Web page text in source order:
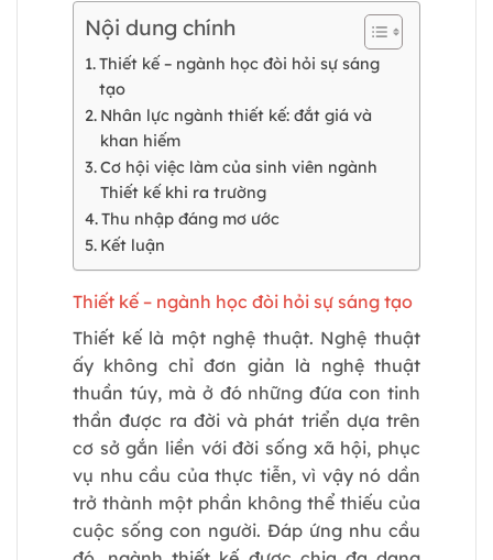
Nội dung chính
Thiết kế – ngành học đòi hỏi sự sáng
tạo
Nhân lực ngành thiết kế: đắt giá và
khan hiếm
Cơ hội việc làm của sinh viên ngành
Thiết kế khi ra trường
Thu nhập đáng mơ ước
Kết luận
Thiết kế – ngành học đòi hỏi sự sáng tạo
Thiết kế là một nghệ thuật. Nghệ thuật
ấy không chỉ đơn giản là nghệ thuật
thuần túy, mà ở đó những đứa con tinh
thần được ra đời và phát triển dựa trên
cơ sở gắn liền với đời sống xã hội, phục
vụ nhu cầu của thực tiễn, vì vậy nó dần
trở thành một phần không thể thiếu của
cuộc sống con người. Đáp ứng nhu cầu